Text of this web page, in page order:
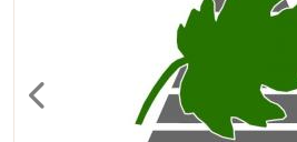
Previous